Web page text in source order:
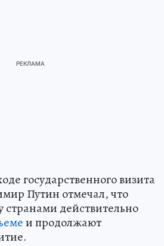
государственного визита
Путин отмечал, что
действительно
и продолжают